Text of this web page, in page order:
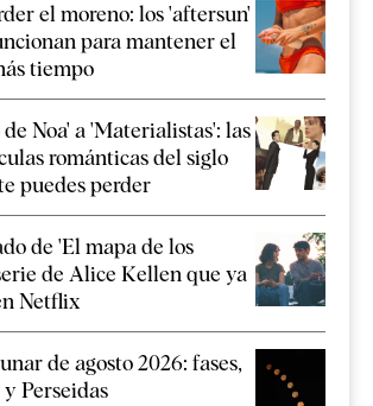
el moreno: los 'aftersun'
para mantener el
tiempo
Noa' a 'Materialistas': las
románticas del siglo
puedes perder
de 'El mapa de los
de Alice Kellen que ya
Netflix
de agosto 2026: fases,
Perseidas